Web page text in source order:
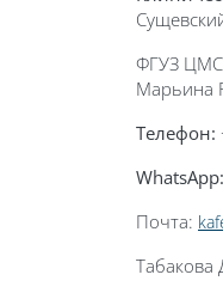
ФГУЗ
Марьина
Телефон:
WhatsApp:
Почта:
Табакова